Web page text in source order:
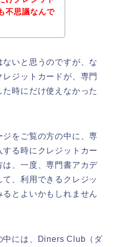
不思議なんで
いと思うのですが、な
ジットカードが、専門
時にだけ使えなかった
をご覧の方の中に、専
る時にクレジットカー
は、一度、専門書アカデ
、利用できるクレジッ
るとよいかもしれません
中には、Diners Club（ダ